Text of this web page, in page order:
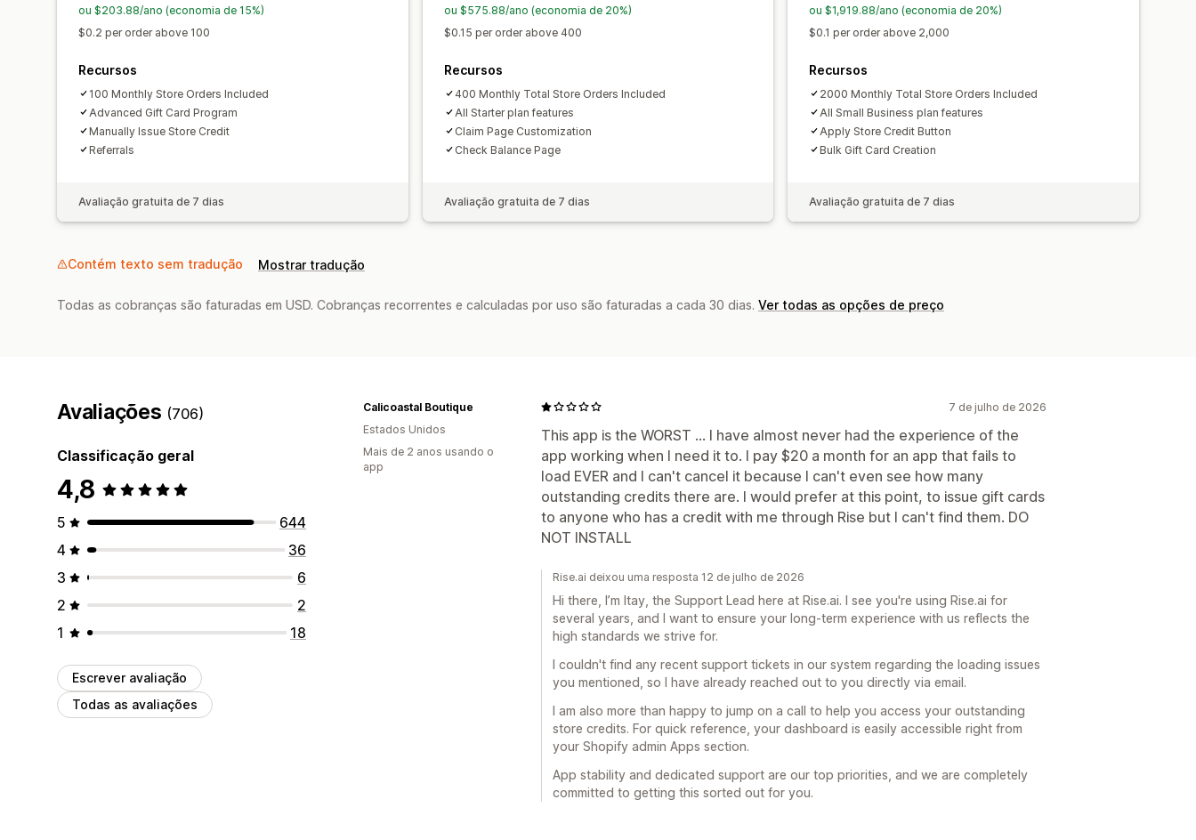
Recompensas personalizadas
ou $203.88/ano (economia de 15%)
$0.2 per order above 100
Recursos
100 Monthly Store Orders Included
Advanced Gift Card Program
Manually Issue Store Credit
Referrals
Avaliação gratuita de 7 dias
ou $575.88/ano (economia de 20%)
$0.15 per order above 400
Recursos
400 Monthly Total Store Orders Included
All Starter plan features
Claim Page Customization
Check Balance Page
Avaliação gratuita de 7 dias
ou $1,919.88/ano (economia de 20%)
$0.1 per order above 2,000
Recursos
2000 Monthly Total Store Orders Included
All Small Business plan features
Apply Store Credit Button
Bulk Gift Card Creation
Avaliação gratuita de 7 dias
Contém texto sem tradução Mostrar tradução
Todas as cobranças são faturadas em USD. Cobranças recorrentes e calculadas por uso são faturadas a cada 30 dias. Ver todas as opções de preço
Avaliações (706)
Classificação geral
4,8
5
644
4
36
3
6
2
2
1
18
Escrever avaliação
Todas as avaliações
7 de julho de 2026
This app is the WORST ... I have almost never had the experience of the
app working when I need it to. I pay $20 a month for an app that fails to
load EVER and I can't cancel it because I can't even see how many
outstanding credits there are. I would prefer at this point, to issue gift cards
to anyone who has a credit with me through Rise but I can't find them. DO
NOT INSTALL
Calicoastal Boutique
Estados Unidos
Mais de 2 anos usando o
app
Rise.ai deixou uma resposta 12 de julho de 2026
Hi there, I’m Itay, the Support Lead here at Rise.ai. I see you're using Rise.ai for
several years, and I want to ensure your long-term experience with us reflects the
high standards we strive for.
I couldn't find any recent support tickets in our system regarding the loading issues
you mentioned, so I have already reached out to you directly via email.
I am also more than happy to jump on a call to help you access your outstanding
store credits. For quick reference, your dashboard is easily accessible right from
your Shopify admin Apps section.
App stability and dedicated support are our top priorities, and we are completely
committed to getting this sorted out for you.